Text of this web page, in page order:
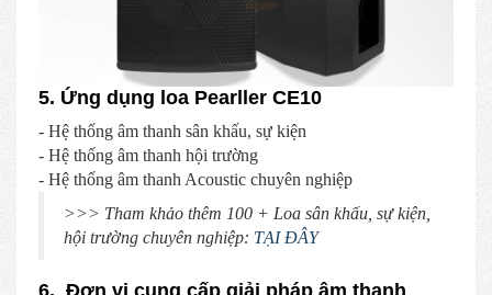
5. Ứng dụng loa Pearller CE10
- Hệ thống âm thanh sân khấu, sự kiện
- Hệ thống âm thanh hội trường
- Hệ thống âm thanh Acoustic chuyên nghiệp
>>> Tham khảo thêm 100 + Loa sân khấu, sự kiện,
hội trường chuyên nghiệp: TẠI ĐÂY
6. Đơn vị cung cấp giải pháp âm thanh